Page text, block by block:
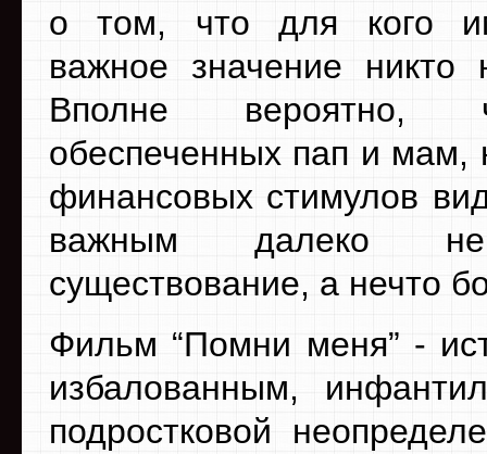
о том, что для кого
важное значение никто
Вполне вероятно,
обеспеченных пап и
финансовых стимулов
важным далеко не
существование, а нечто
Фильм “Помни меня” -
избалованным,
подростковой